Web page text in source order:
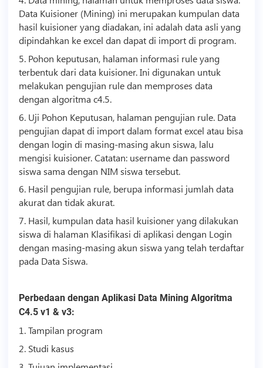
Data Kuisioner (Mining) ini merupakan kumpulan data
hasil kuisioner yang diadakan, ini adalah data asli yang
dipindahkan ke excel dan dapat di import di program.
5. Pohon keputusan, halaman informasi rule yang
terbentuk dari data kuisioner. Ini digunakan untuk
melakukan pengujian rule dan memproses data
dengan algoritma c4.5.
6. Uji Pohon Keputusan, halaman pengujian rule. Data
pengujian dapat di import dalam format excel atau bisa
dengan login di masing-masing akun siswa, lalu
mengisi kuisioner. Catatan: username dan password
siswa sama dengan NIM siswa tersebut.
6. Hasil pengujian rule, berupa informasi jumlah data
akurat dan tidak akurat.
7. Hasil, kumpulan data hasil kuisioner yang dilakukan
siswa di halaman Klasifikasi di aplikasi dengan Login
dengan masing-masing akun siswa yang telah terdaftar
pada Data Siswa.
Perbedaan dengan Aplikasi Data Mining Algoritma
C4.5 v1 & v3:
1. Tampilan program
2. Studi kasus